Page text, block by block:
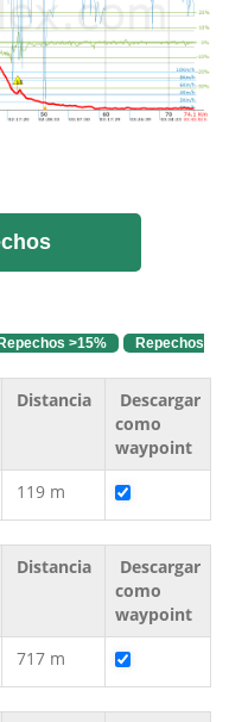
Repechos >15%
Repechos
Distancia
Descargar
como
waypoint
119 m
Distancia
Descargar
como
waypoint
717 m